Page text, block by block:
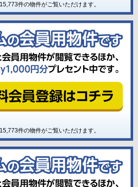
15,773件の物件がご覧いただけます。
15,773件の物件がご覧いただけます。